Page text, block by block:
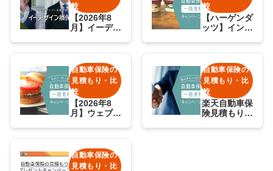
較
【2026年8
月】イーデザ
ンペーンを紹
介！
較
【ハーゲンダ
ッツ】インズ
ンに参加しよ
う！
自動車保険の
見積もり・比
較
【2026年8
月】ウェブク
キャンペーン
を解説
自動車保険の
見積もり・比
較
楽天自動車保
険見積もりの
自動車保険の
見積もり・比